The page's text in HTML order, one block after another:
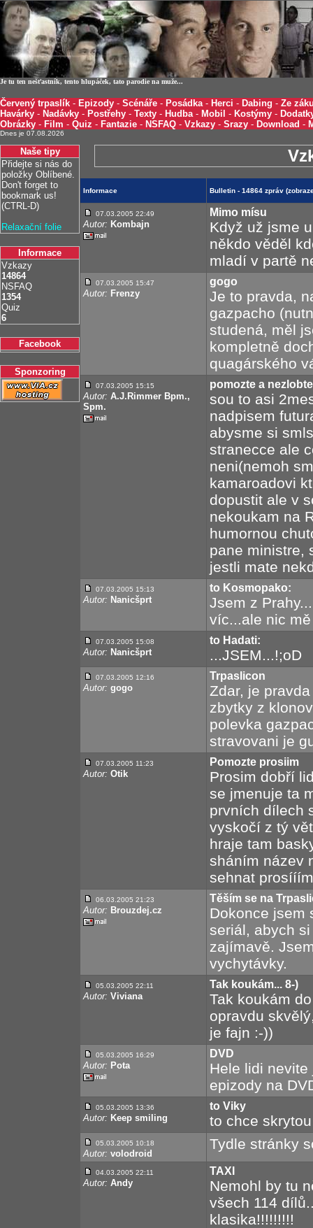
Je tu ten nešťastník, tento hlupáček, tato parodie na muže...
Červený trpaslík - Epizody - Scénáře - Posádka- Herci - Dabing - Ze
Havárky - Nadávky - Postřehy - Texty - Hudba- Mobil - Kostýmy -
Obrázky - Film - Quiz - Fantazie - NSFAQ - Vzkazy - Srazy - Download -
Dnes je 07.08.2026
Naše tipy
Přidejte si nás do
položky Oblíbené.
Don't forget to
bookmark us!
(CTRL-D)
Relaxační folie
Informace
Vzkazy
14864
NSFAQ
1354
Quiz
6
Facebook
Sponzoring
Informace Bulletin - 14864 zpráv
07.03.2005 22:49
Autor: Kombajn
Mimo mísu
Když už jsme
někdo věděl
mladí v partě
07.03.2005 15:47
Autor: Frenzy
gogo
Je to pravda,
gazpacho
studená, měl
kompletně
quagárského
07.03.2005 15:15
Autor: A.J.Rimmer Bpm.,
Spm.
pomozte a
sou to asi
nadpisem
abysme si
stranecce ale
neni(nemoh
kamaroadovi
dopustit ale v
nekoukam na
humornou
pane ministre,
jestli mate
07.03.2005 15:13
Autor: Nanicšprt
to Kosmopako:
Jsem z
víc...ale nic
07.03.2005 15:08
Autor: Nanicšprt
to Hadati:
...JSEM...!;oD
07.03.2005 12:16
Autor: gogo
Trpaslicon
Zdar, je
zbytky z
polevka
stravovani je
07.03.2005 11:23
Autor: Otik
Pomozte prosiim
Prosim dobří
se jmenuje ta
prvních dílech
vyskočí z tý
hraje tam
sháním název
sehnat
06.03.2005 21:23
Autor: Brouzdej.cz
Těším se na
Dokonce jsem
seriál, abych
zajímavě.
vychytávky.
05.03.2005 22:11
Autor: Viviana
Tak koukám... 8-)
Tak koukám
opravdu
je fajn :-))
05.03.2005 16:29
Autor: Pota
DVD
Hele lidi
epizody na
05.03.2005 13:36
Autor: Keep smiling
to Viky
to chce
05.03.2005 10:18
Autor: volodroid
Tydle stránky
04.03.2005 22:11
Autor: Andy
TAXI
Nemohl by tu
všech 114
klasika!!!!!!!!!